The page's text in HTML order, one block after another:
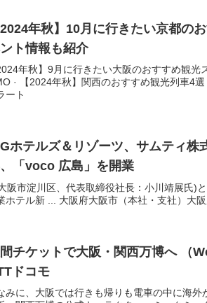
2024年秋】10月に行きたい京都の
ト情報も紹介
年秋】9月に行きたい大阪のおすすめ観
· 【2024年秋】関西のおすすめ観光列車4
ート
ホテルズ＆リゾーツ、サムティ株
「voco 広島」を開業
大阪市淀川区、代表取締役社長：小川靖展氏)
ホテル新 ... 大阪府大阪市（本社・支社）大
チケットで大阪 ・関西万博へ （Web eclat） – ｄメニューニュース –
ドコモ
みに、大阪では行きも帰りも電車の中に海外